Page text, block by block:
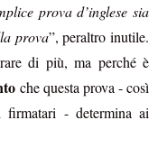
prova d’inglese sia
prova”, peraltro inutile.
di più, ma perché è
che questa prova - così
firmatari - determina ai